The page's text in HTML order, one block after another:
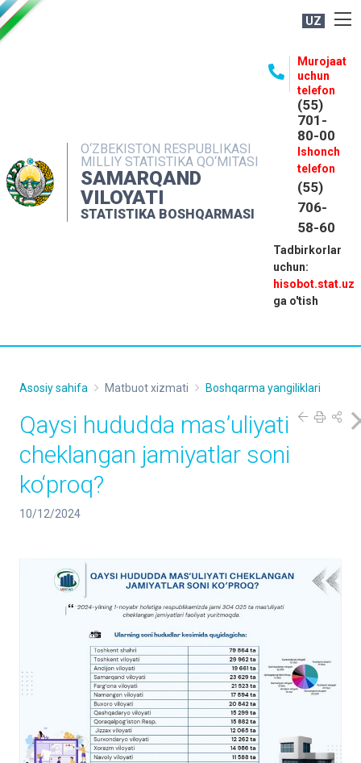
UZ
O‘ZBEKISTON RESPUBLIKASI
MILLIY STATISTIKA QO‘MITASI
SAMARQAND
VILOYATI
STATISTIKA BOSHQARMASI
Murojaat
uchun
telefon
(55)
701-
80-00
Ishonch
telefon
(55)
706-
58-60
Tadbirkorlar
uchun:
hisobot.stat.uz
ga o'tish
MATBUOT XIZMATI
MUROJAATLAR
KONTAKTLAR
Asosiy sahifa Matbuot xizmati Boshqarma yangiliklari
Qaysi hududda mas’uliyati
cheklangan jamiyatlar soni
ko‘proq?
10/12/2024